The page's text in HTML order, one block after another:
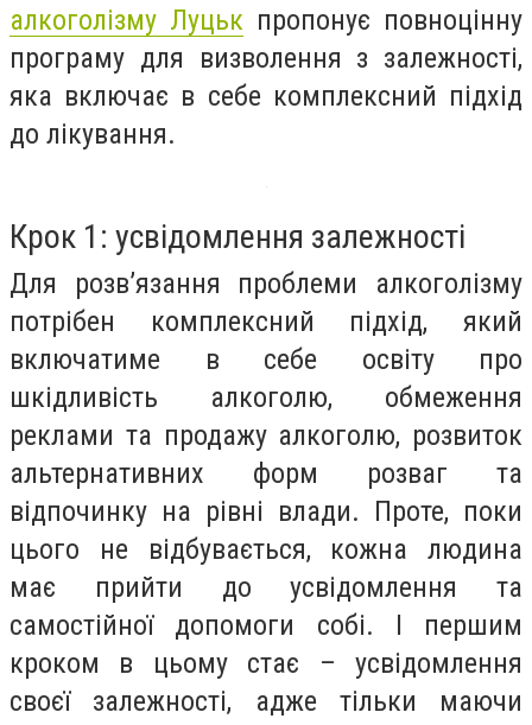
алкоголізму Луцьк пропонує повноцінну
програму для визволення з залежності,
яка включає в себе комплексний підхід
до лікування.
Крок 1: усвідомлення залежності
Для розв’язання проблеми алкоголізму
потрібен комплексний підхід, який
включатиме в себе освіту про
шкідливість алкоголю, обмеження
реклами та продажу алкоголю, розвиток
альтернативних форм розваг та
відпочинку на рівні влади. Проте, поки
цього не відбувається, кожна людина
має прийти до усвідомлення та
самостійної допомоги собі. І першим
кроком в цьому стає – усвідомлення
своєї залежності, адже тільки маючи